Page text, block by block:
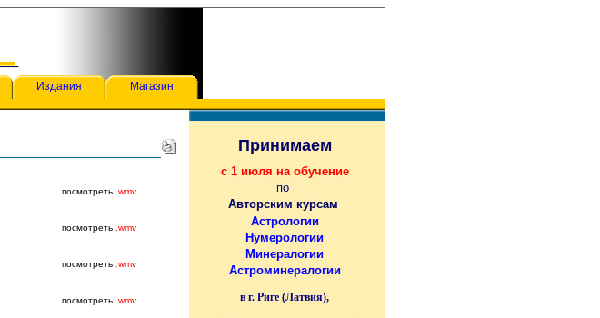
Издания Магазин
посмотреть .wmv
посмотреть .wmv
посмотреть .wmv
посмотреть .wmv
Принимаем
с 1 июля на обучение
по
Авторским курсам
Астрологии
Нумерологии
Минералогии
Астроминералогии
в г. Риге (Латвия),